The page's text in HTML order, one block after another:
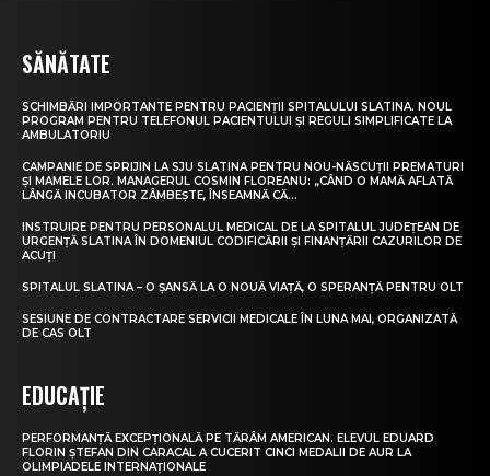
SĂNĂTATE
SCHIMBĂRI IMPORTANTE PENTRU PACIENȚII SPITALULUI SLATINA. NOUL
PROGRAM PENTRU TELEFONUL PACIENTULUI ȘI REGULI SIMPLIFICATE LA
AMBULATORIU
CAMPANIE DE SPRIJIN LA SJU SLATINA PENTRU NOU-NĂSCUȚII PREMATURI
ȘI MAMELE LOR. MANAGERUL COSMIN FLOREANU: „CÂND O MAMĂ AFLATĂ
LÂNGĂ INCUBATOR ZÂMBEȘTE, ÎNSEAMNĂ CĂ...
INSTRUIRE PENTRU PERSONALUL MEDICAL DE LA SPITALUL JUDEȚEAN DE
URGENȚĂ SLATINA ÎN DOMENIUL CODIFICĂRII ȘI FINANȚĂRII CAZURILOR DE
ACUȚI
SPITALUL SLATINA – O ȘANSĂ LA O NOUĂ VIAȚĂ, O SPERANȚĂ PENTRU OLT
SESIUNE DE CONTRACTARE SERVICII MEDICALE ÎN LUNA MAI, ORGANIZATĂ
DE CAS OLT
EDUCAȚIE
PERFORMANȚĂ EXCEPȚIONALĂ PE TĂRÂM AMERICAN. ELEVUL EDUARD
FLORIN ȘTEFAN DIN CARACAL A CUCERIT CINCI MEDALII DE AUR LA
OLIMPIADELE INTERNAȚIONALE